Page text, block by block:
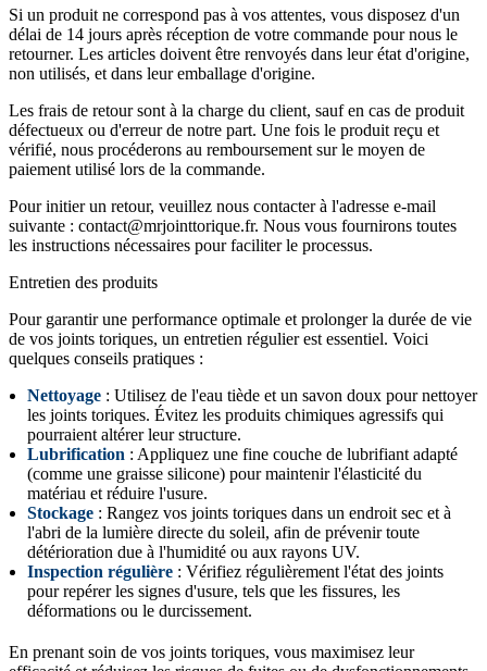
Si un produit ne correspond pas à vos attentes, vous disposez d'un
délai de 14 jours après réception de votre commande pour nous le
retourner. Les articles doivent être renvoyés dans leur état d'origine,
non utilisés, et dans leur emballage d'origine.
Les frais de retour sont à la charge du client, sauf en cas de produit
défectueux ou d'erreur de notre part. Une fois le produit reçu et
vérifié, nous procéderons au remboursement sur le moyen de
paiement utilisé lors de la commande.
Pour initier un retour, veuillez nous contacter à l'adresse e-mail
suivante : contact@mrjointtorique.fr. Nous vous fournirons toutes
les instructions nécessaires pour faciliter le processus.
Entretien des produits
Pour garantir une performance optimale et prolonger la durée de vie
de vos joints toriques, un entretien régulier est essentiel. Voici
quelques conseils pratiques :
Nettoyage : Utilisez de l'eau tiède et un savon doux pour nettoyer
les joints toriques. Évitez les produits chimiques agressifs qui
pourraient altérer leur structure.
Lubrification : Appliquez une fine couche de lubrifiant adapté
(comme une graisse silicone) pour maintenir l'élasticité du
matériau et réduire l'usure.
Stockage : Rangez vos joints toriques dans un endroit sec et à
l'abri de la lumière directe du soleil, afin de prévenir toute
détérioration due à l'humidité ou aux rayons UV.
Inspection régulière : Vérifiez régulièrement l'état des joints
pour repérer les signes d'usure, tels que les fissures, les
déformations ou le durcissement.
En prenant soin de vos joints toriques, vous maximisez leur